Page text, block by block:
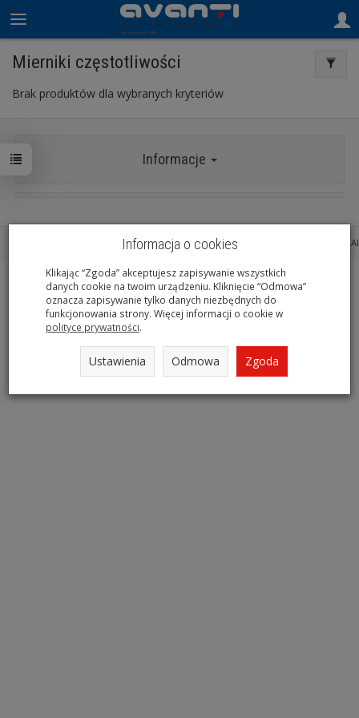
Mierniki częstotliwości
Brak produktów dla wybranych kryteriów
Informacje
Sklep internetowy SOTESHOP AI
Informacja o cookies
Klikając “Zgoda” akceptujesz zapisywanie wszystkich
danych cookie na twoim urządzeniu. Kliknięcie “Odmowa”
oznacza zapisywanie tylko danych niezbędnych do
funkcjonowania strony. Więcej informacji o cookie w
polityce prywatności.
Ustawienia Odmowa Zgoda